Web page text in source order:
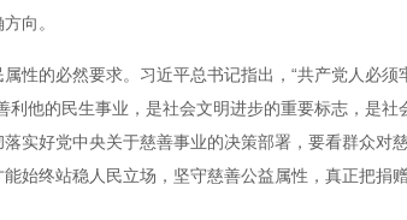
向。
性的必然要求。习近平总书记指出，“共产党人必
他的民生事业，是社会文明进步的重要标志，是
实好党中央关于慈善事业的决策部署，要看群众对
始终站稳人民立场，坚守慈善公益属性，真正把捐